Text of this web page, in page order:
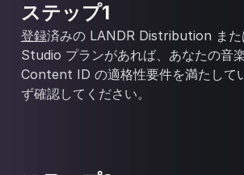
ステップ1
登録済みの LANDR Distribution ま
Studio プランがあれば、あなたの音
Content ID の適格性要件を満たして
ず確認してください。